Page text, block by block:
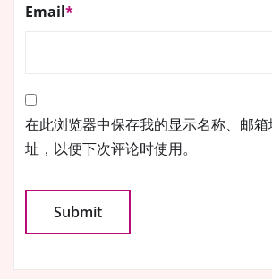
Email*
在此浏览器中保存我的显示名称、邮
址，以便下次评论时使用。